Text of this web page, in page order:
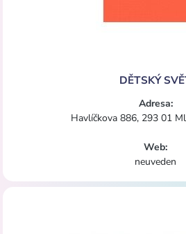
DĚTSKÝ
Adresa:
Havlíčkova 886, 293 01
Web:
neuveden